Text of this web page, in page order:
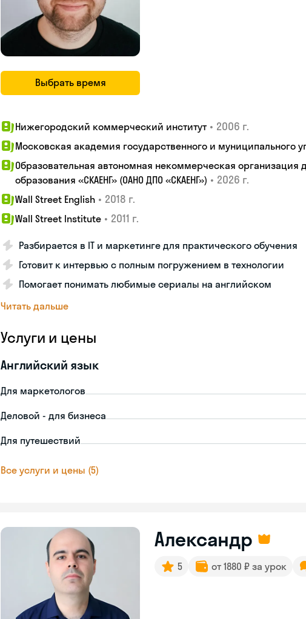
Выбрать время
Нижегородский коммерческий институт • 2006 г.
Московская академия государственного и муниципального
Образовательная автономная некоммерческая организация
образования «СКАЕНГ» (ОАНО ДПО «СКАЕНГ») • 2026 г.
Wall Street English • 2018 г.
Wall Street Institute • 2011 г.
Разбирается в IT и маркетинге для практического обучения
Готовит к интервью с полным погружением в технологии
Помогает понимать любимые сериалы на английском
Читать дальше
Услуги и цены
Английский язык
Для маркетологов
Деловой - для бизнеса
Для путешествий
Все услуги и цены (5)
Александр
5 от 1880 ₽ за урок